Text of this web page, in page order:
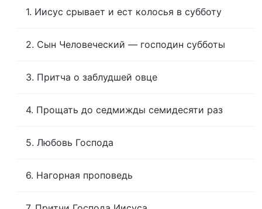
1. Иисус срывает и ест колосья в субботу
2. Сын Человеческий — господин субботы
3. Притча о заблудшей овце
4. Прощать до седмижды семидесяти раз
5. Любовь Господа
6. Нагорная проповедь